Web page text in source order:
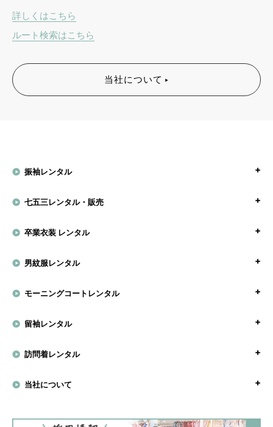
詳しくはこちら
ルート検索はこちら
当社について
振袖レンタル
七五三レンタル・販売
卒業衣装 レンタル
男紋服レンタル
モーニングコートレンタル
留袖レンタル
訪問着レンタル
当社について